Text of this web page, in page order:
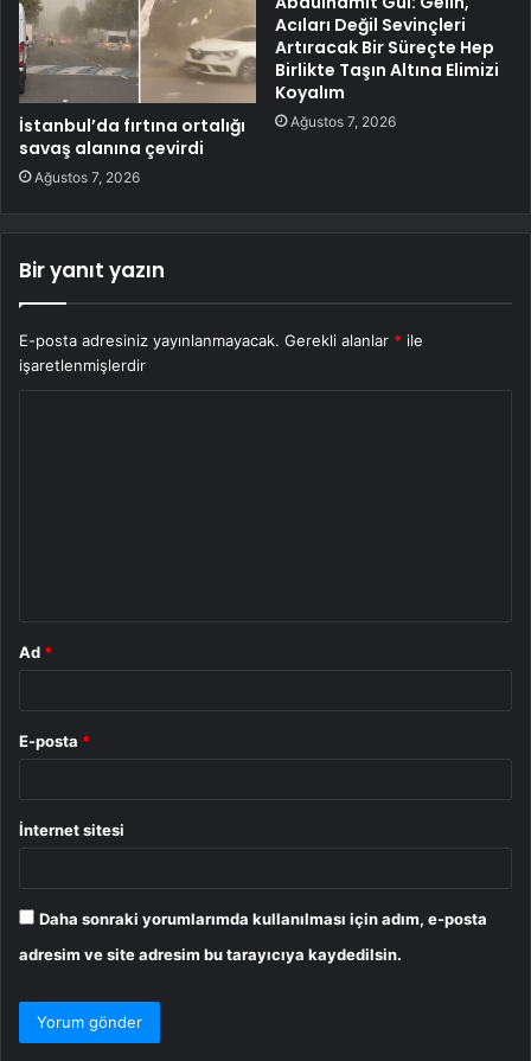
İstanbul’da fırtına ortalığı
savaş alanına çevirdi
Ağustos 7, 2026
Acıları Değil Sevinçleri
Artıracak Bir Süreçte Hep
Birlikte Taşın Altına Elimizi
Koyalım
Ağustos 7, 2026
Bir yanıt yazın
E-posta adresiniz yayınlanmayacak. Gerekli alanlar * ile
işaretlenmişlerdir
Ad *
E-posta *
İnternet sitesi
Daha sonraki yorumlarımda kullanılması için adım, e-posta
adresim ve site adresim bu tarayıcıya kaydedilsin.